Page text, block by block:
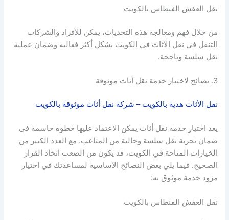
نقل العفش الفنطاس بالكويت
من خلال فهم ومعالجة هذه التحديات، يمكن للأفراد والشركات
التنقل في نقل الأثاث في الكويت بشكل أكثر فعالية وضمان عملية
نقل سلسة وناجحة.
3. نصائح لاختيار خدمة نقل أثاث موثوقة
نقل الأثاث هدية بالكويت – شركة نقل أثاث موثوقة بالكويت
يعد اختيار خدمة نقل أثاث يمكن الاعتماد عليها خطوة حاسمة في
ضمان تجربة نقل سلسة وخالية من المتاعب. مع العدد الكبير من
الخيارات المتاحة في الكويت، قد يكون من الصعب اتخاذ القرار
الصحيح. فيما يلي بعض النصائح الأساسية لمساعدتك في اختيار
مزود خدمة موثوق به:
نقل العفش الفنطاس بالكويت